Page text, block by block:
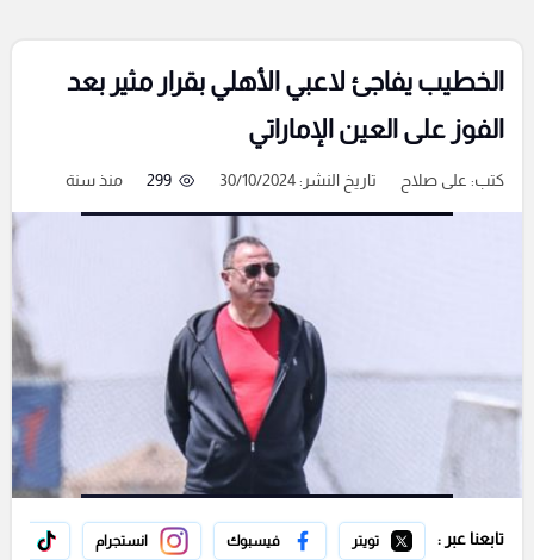
الخطيب يفاجئ لاعبي الأهلي بقرار مثير بعد
الفوز على العين الإماراتي
كتب: على صلاح تاريخ النشر: 30/10/2024 299 منذ سنة
تابعنا عبر : تويتر فيسبوك انستجرام